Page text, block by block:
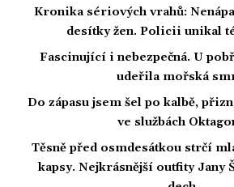
Kronika sériových vrahů:
desítky žen. Policii unikal
Fascinující i nebezpečná. U
udeřila mořská
Do zápasu jsem šel po kalbě,
ve službách
Těsně před osmdesátkou strčí
kapsy. Nejkrásnější outfity Jany